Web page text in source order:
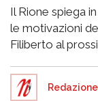
Il Rione spiega
le motivazioni
Filiberto al